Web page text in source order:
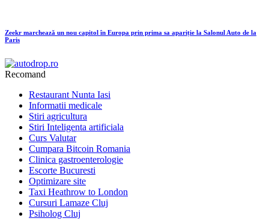
Zeekr marchează un nou capitol în Europa prin prima sa apariție la Salonul Auto de la
Paris
Recomand
Restaurant Nunta Iasi
Informatii medicale
Stiri agricultura
Stiri Inteligenta artificiala
Curs Valutar
Cumpara Bitcoin Romania
Clinica gastroenterologie
Escorte Bucuresti
Optimizare site
Taxi Heathrow to London
Cursuri Lamaze Cluj
Psiholog Cluj